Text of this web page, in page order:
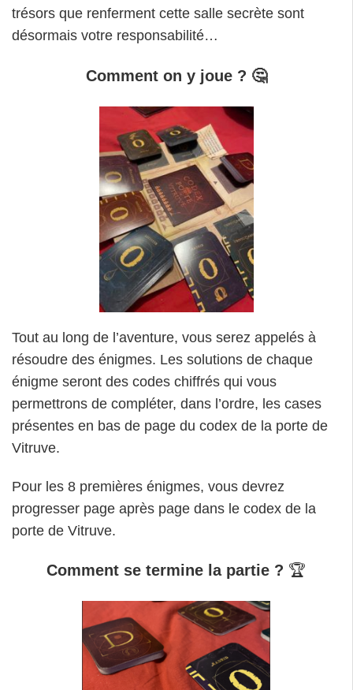
trésors que renferment cette salle secrète sont
désormais votre responsabilité…
Comment on y joue ? 🤔
Tout au long de l’aventure, vous serez appelés à
résoudre des énigmes. Les solutions de chaque
énigme seront des codes chiffrés qui vous
permettrons de compléter, dans l’ordre, les cases
présentes en bas de page du codex de la porte de
Vitruve.
Pour les 8 premières énigmes, vous devrez
progresser page après page dans le codex de la
porte de Vitruve.
Comment se termine la partie ? 🏆